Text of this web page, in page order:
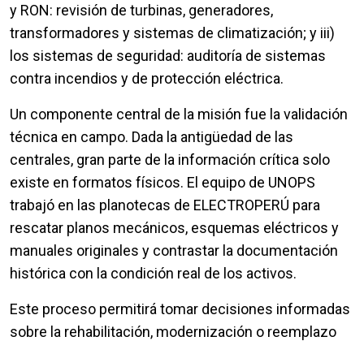
y RON: revisión de turbinas, generadores,
transformadores y sistemas de climatización; y iii)
los sistemas de seguridad: auditoría de sistemas
contra incendios y de protección eléctrica.
Un componente central de la misión fue la validación
técnica en campo. Dada la antigüedad de las
centrales, gran parte de la información crítica solo
existe en formatos físicos. El equipo de UNOPS
trabajó en las planotecas de ELECTROPERÚ para
rescatar planos mecánicos, esquemas eléctricos y
manuales originales y contrastar la documentación
histórica con la condición real de los activos.
Este proceso permitirá tomar decisiones informadas
sobre la rehabilitación, modernización o reemplazo